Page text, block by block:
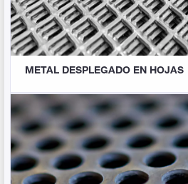
METAL DESPLEGADO EN HOJAS